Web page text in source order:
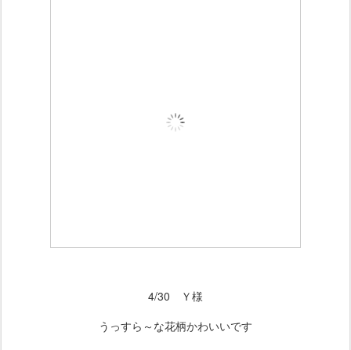
4/30 Ｙ様
うっすら～な花柄かわいいです